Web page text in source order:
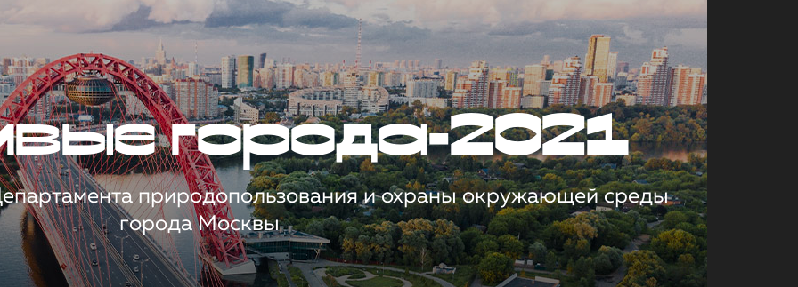
города-2021
природопользования и охраны окружающей среды
города Москвы